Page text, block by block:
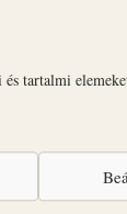
tartalmi